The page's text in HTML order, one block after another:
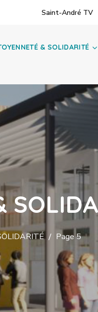
Saint-André TV
& SOLIDARITÉ
Page 5